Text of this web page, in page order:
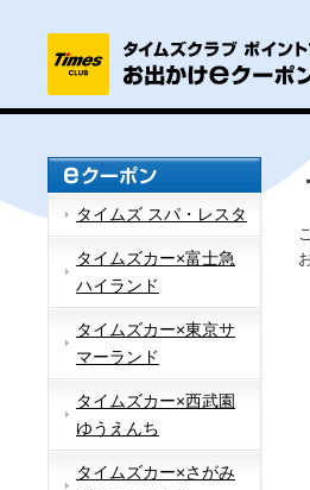
タイムズ スパ・レスタ
タイムズカー×富士急
ハイランド
タイムズカー×東京サ
マーランド
タイムズカー×西武園
ゆうえんち
タイムズカー×さがみ